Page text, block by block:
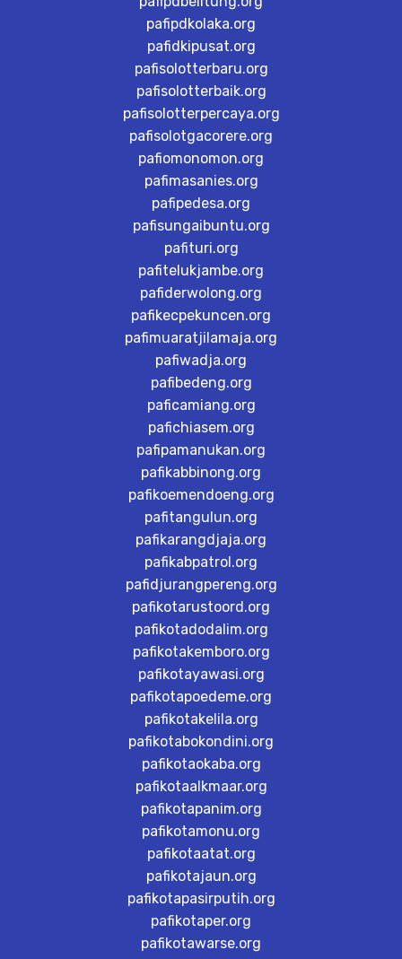
pafipdkolaka.org
pafidkipusat.org
pafisolotterbaru.org
pafisolotterbaik.org
pafisolotterpercaya.org
pafisolotgacorere.org
pafiomonomon.org
pafimasanies.org
pafipedesa.org
pafisungaibuntu.org
pafituri.org
pafitelukjambe.org
pafiderwolong.org
pafikecpekuncen.org
pafimuaratjilamaja.org
pafiwadja.org
pafibedeng.org
paficamiang.org
pafichiasem.org
pafipamanukan.org
pafikabbinong.org
pafikoemendoeng.org
pafitangulun.org
pafikarangdjaja.org
pafikabpatrol.org
pafidjurangpereng.org
pafikotarustoord.org
pafikotadodalim.org
pafikotakemboro.org
pafikotayawasi.org
pafikotapoedeme.org
pafikotakelila.org
pafikotabokondini.org
pafikotaokaba.org
pafikotaalkmaar.org
pafikotapanim.org
pafikotamonu.org
pafikotaatat.org
pafikotajaun.org
pafikotapasirputih.org
pafikotaper.org
pafikotawarse.org